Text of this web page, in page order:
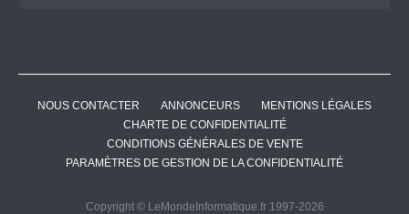
NOUS CONTACTER ANNONCEURS
MENTIONS LÉGALES
CHARTE DE CONFIDENTIALITÉ
CONDITIONS GÉNÉRALES DE VENTE
PARAMÈTRES DE GESTION DE LA CONFIDENTIALITÉ
Copyright © LeMondeInformatique.fr 1997-2026